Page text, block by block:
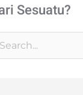
Sesuatu?